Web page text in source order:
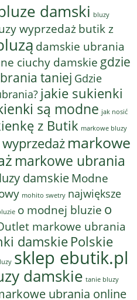
damski bluzy
wyprzedaż butik z
damskie ubrania
ciuchy damskie gdzie
taniej Gdzie
jakie sukienki
są modne jak nosić
z Butik markowe bluzy
markowe
markowe ubrania
damskie Modne
mohito swetry największe
o modnej bluzie o
markowe ubrania
damskie Polskie
sklep ebutik.pl
damskie tanie bluzy
ubrania online